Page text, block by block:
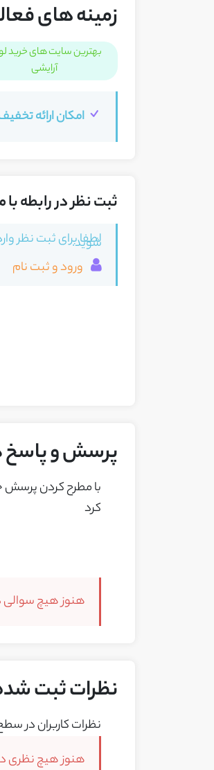
زمینه های
بهترین سایت های خرید
آرایشی
امکان ارائه
ثبت نظر در رابطه
لطفا برای ثبت نظر
شوید.
ورود و ثبت نام
پرسش و پاسخ
با مطرح کردن پرسش
کرد
هنوز هیچ سوالی
نظرات ثبت شده
نظرات کاربران در
هنوز هیچ نظری